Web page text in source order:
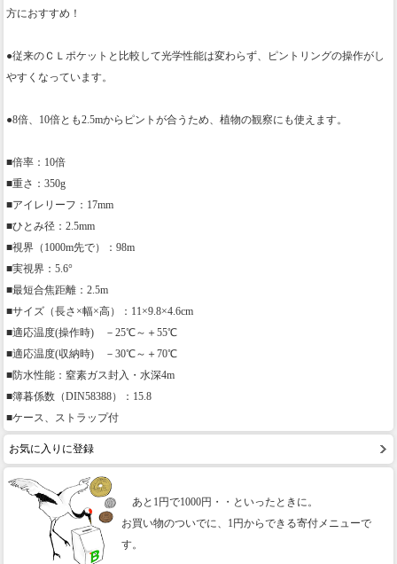
方におすすめ！
●従来のＣＬポケットと比較して光学性能は変わらず、ピントリングの操作がし
やすくなっています。
●8倍、10倍とも2.5mからピントが合うため、植物の観察にも使えます。
■倍率：10倍
■重さ：350g
■アイレリーフ：17mm
■ひとみ径：2.5mm
■視界（1000m先で）：98m
■実視界：5.6°
■最短合焦距離：2.5m
■サイズ（長さ×幅×高）：11×9.8×4.6cm
■適応温度(操作時) －25℃～＋55℃
■適応温度(収納時) －30℃～＋70℃
■防水性能：窒素ガス封入・水深4m
■簿暮係数（DIN58388）：15.8
■ケース、ストラップ付
お気に入りに登録
あと1円で1000円・・といったときに。
お買い物のついでに、1円からできる寄付メニューで
す。